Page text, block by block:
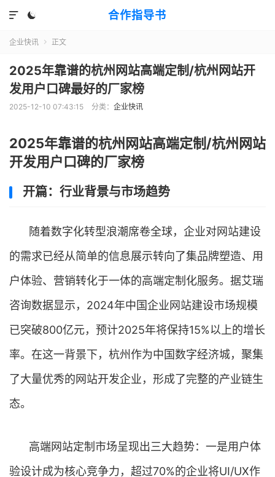
合作指导书


企业快讯  正文
2025年靠谱的杭州网站高端定制/杭州网站开
发用户口碑最好的厂家榜
2025-12-10 07:43:15 分类： 企业快讯
2025年靠谱的杭州网站高端定制/杭州网站
开发用户口碑的厂家榜
开篇：行业背景与市场趋势
随着数字化转型浪潮席卷全球，企业对网站建设
的需求已经从简单的信息展示转向了集品牌塑造、用
户体验、营销转化于一体的高端定制化服务。据艾瑞
咨询数据显示，2024年中国企业网站建设市场规模
已突破800亿元，预计2025年将保持15%以上的增长
率。在这一背景下，杭州作为中国数字经济城，聚集
了大量优秀的网站开发企业，形成了完整的产业链生
态。
高端网站定制市场呈现出三大趋势：一是用户体
验设计成为核心竞争力，超过70%的企业将UI/UX作